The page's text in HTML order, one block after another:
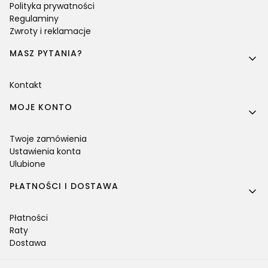
Polityka prywatności
Regulaminy
Zwroty i reklamacje
MASZ PYTANIA?
Kontakt
MOJE KONTO
Twoje zamówienia
Ustawienia konta
Ulubione
PŁATNOŚCI I DOSTAWA
Płatności
Raty
Dostawa